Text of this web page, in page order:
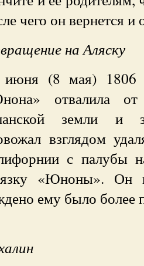
чего он вернется и
на Аляску
июня (8 мая) 1806
отвалила от
земли и
взглядом
с палубы
«Юноны». Он
ему было более